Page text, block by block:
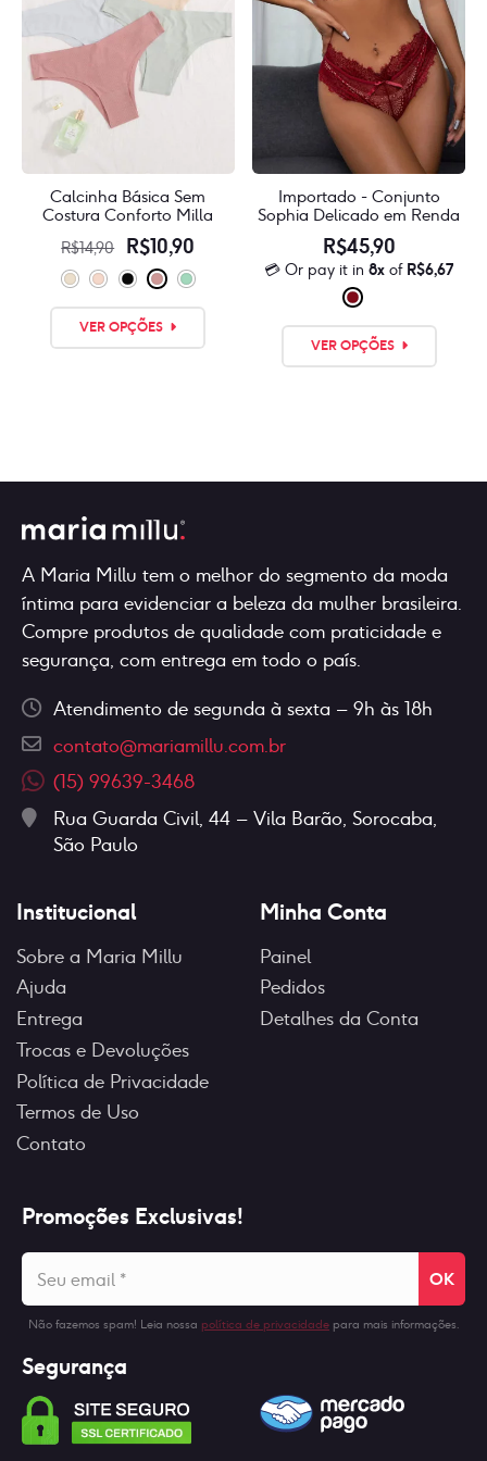
na
página
na
do
Calcinha Básica Sem
Costura Conforto Milla
R$14,90
O
preço
original
era:
R$10,90
preço
atual
VER OPÇÕES
podem
na
página
produto
Importado - Conjunto
Sophia Delicado em Renda
R$45,90
💳 Or pay it in8x of R$6,67
VER OPÇÕES
na
do
A Maria Millu tem o melhor do segmento da moda
íntima para evidenciar a beleza da mulher brasileira.
Compre produtos de qualidade com praticidade e
segurança, com entrega em todo o país.
Atendimento de segunda à sexta – 9h às 18h
contato@mariamillu.com.br
(15) 99639-3468
Rua Guarda Civil, 44 – Vila Barão, Sorocaba,
São Paulo
Institucional
Sobre a Maria Millu
Ajuda
Entrega
Trocas e Devoluções
Política de Privacidade
Termos de Uso
Contato
Minha Conta
Painel
Pedidos
Detalhes da Conta
Promoções Exclusivas!
Seu
email
*
Não fazemos spam! Leia nossa política de privacidade para mais informações.
Segurança